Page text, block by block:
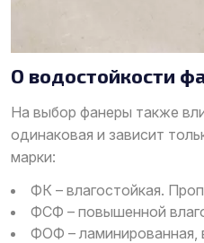
О водостойкости
На выбор фанеры также
одинаковая и зависит
марки:
ФК – влагостойкая.
ФСФ – повышенной
ФОФ – ламинированная,